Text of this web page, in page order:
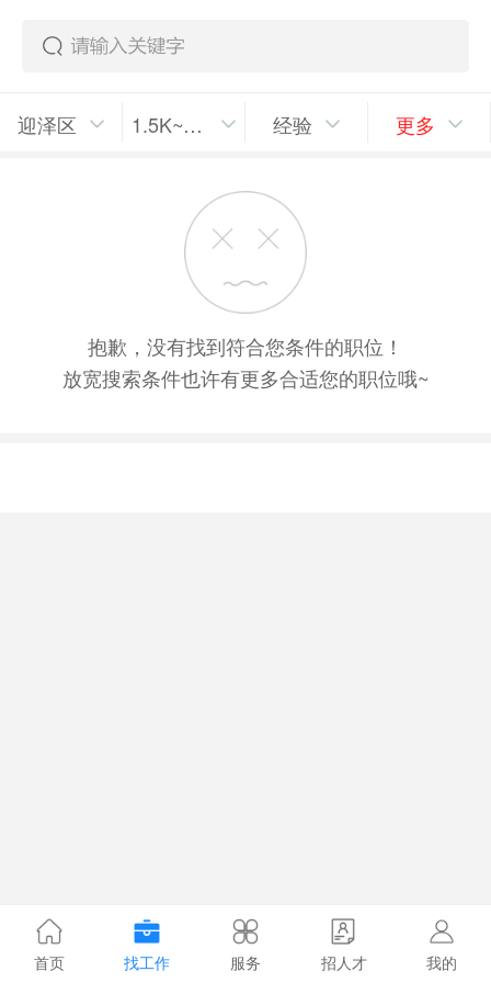
迎泽区 1.5K~2K/月 经验 更多
抱歉，没有找到符合您条件的职位！
放宽搜索条件也许有更多合适您的职位哦~
首页 找工作 服务 招人才 我的
1.0885s